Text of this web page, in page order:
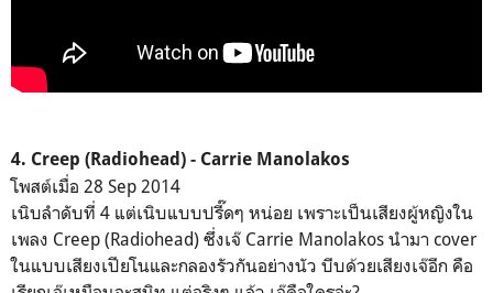
4. Creep (Radiohead) - Carrie Manolakos
โพสต์เมื่อ 28 Sep 2014
เนิบลำดับที่ 4 แต่เนิบแบบปรี๊ดๆ หน่อย เพราะเป็นเสียงผู้หญิงใน
เพลง Creep (Radiohead) ซึ่งเจ๊ Carrie Manolakos นำมา cover
ในแบบเสียงเปียโนและกลองรัวกันอย่างนัว บีบด้วยเสียงเจ๊อีก คือ